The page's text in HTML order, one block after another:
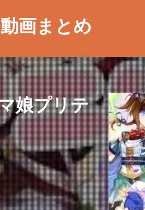
画まとめ
娘プリテ